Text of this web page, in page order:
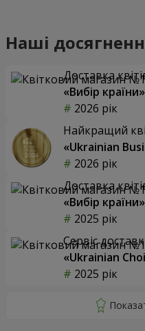
Наші
Доставка
«Вибір країни»
2026 рік
Найкращий
«Ukrainian
2026 рік
Доставка
«Вибір країни»
2025 рік
Сервіс
«Ukrainian
2025 рік